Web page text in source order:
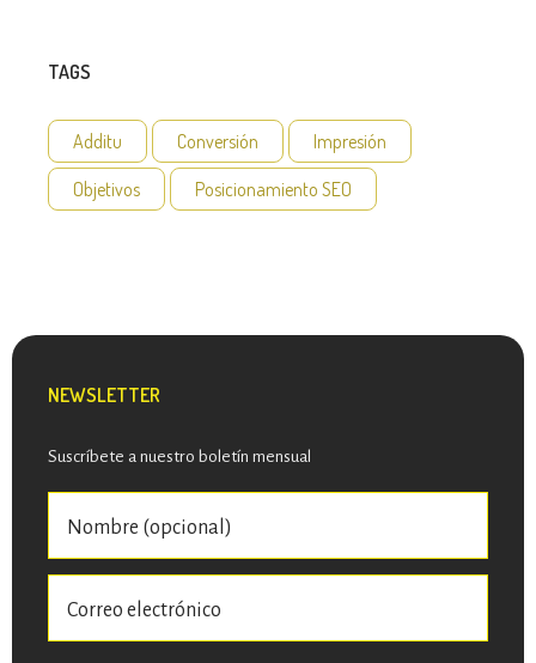
TAGS
Additu Conversión
Impresión
Objetivos
Posicionamiento SEO
NEWSLETTER
Suscríbete a nuestro boletín mensual